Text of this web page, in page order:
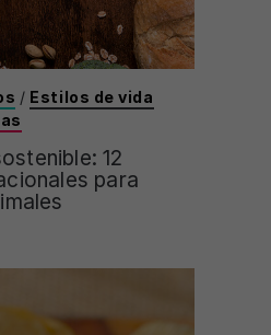
/ Estilos de vida
12
para